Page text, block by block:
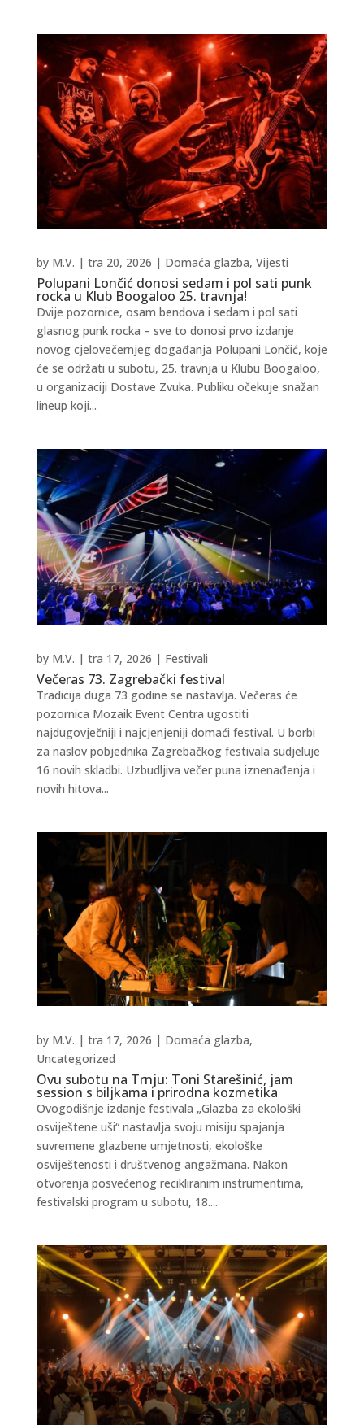
Polupani Lončić donosi sedam i pol sati punk
rocka u Klub Boogaloo 25. travnja!
by M.V. | tra 20, 2026 | Domaća glazba, Vijesti
Dvije pozornice, osam bendova i sedam i pol sati
glasnog punk rocka – sve to donosi prvo izdanje
novog cjelovečernjeg događanja Polupani Lončić, koje
će se održati u subotu, 25. travnja u Klubu Boogaloo,
u organizaciji Dostave Zvuka. Publiku očekuje snažan
lineup koji...
Večeras 73. Zagrebački festival
by M.V. | tra 17, 2026 | Festivali
Tradicija duga 73 godine se nastavlja. Večeras će
pozornica Mozaik Event Centra ugostiti
najdugovječniji i najcjenjeniji domaći festival. U borbi
za naslov pobjednika Zagrebačkog festivala sudjeluje
16 novih skladbi. Uzbudljiva večer puna iznenađenja i
novih hitova...
Ovu subotu na Trnju: Toni Starešinić, jam
session s biljkama i prirodna kozmetika
by M.V. | tra 17, 2026 | Domaća glazba,
Uncategorized
Ovogodišnje izdanje festivala „Glazba za ekološki
osviještene uši“ nastavlja svoju misiju spajanja
suvremene glazbene umjetnosti, ekološke
osviještenosti i društvenog angažmana. Nakon
otvorenja posvećenog recikliranim instrumentima,
festivalski program u subotu, 18....